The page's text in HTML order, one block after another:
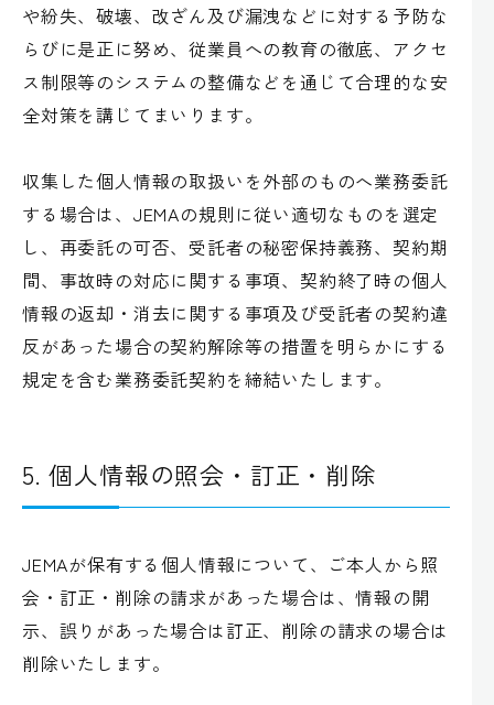
や紛失、破壊、改ざん及び漏洩などに対する予防な
らびに是正に努め、従業員への教育の徹底、アクセ
ス制限等のシステムの整備などを通じて合理的な安
全対策を講じてまいります。
収集した個人情報の取扱いを外部のものへ業務委託
する場合は、JEMAの規則に従い適切なものを選定
し、再委託の可否、受託者の秘密保持義務、契約期
間、事故時の対応に関する事項、契約終了時の個人
情報の返却・消去に関する事項及び受託者の契約違
反があった場合の契約解除等の措置を明らかにする
規定を含む業務委託契約を締結いたします。
5. 個人情報の照会・訂正・削除
JEMAが保有する個人情報について、ご本人から照
会・訂正・削除の請求があった場合は、情報の開
示、誤りがあった場合は訂正、削除の請求の場合は
削除いたします。